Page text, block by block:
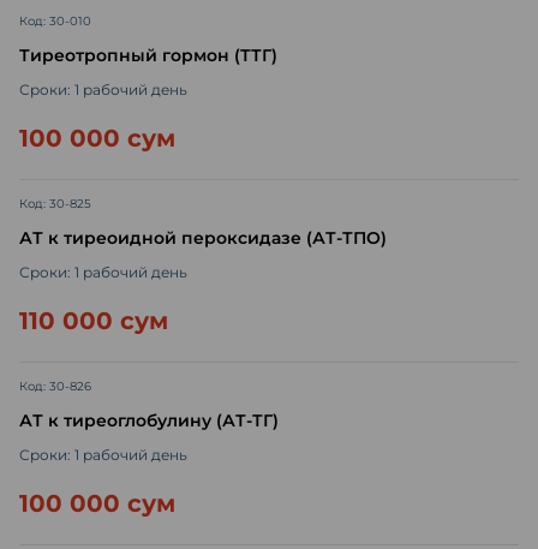
Код: 30-010
Тиреотропный гормон (ТТГ)
Сроки: 1 рабочий день
100 000 сум
Код: 30-825
АТ к тиреоидной пероксидазе (АТ-ТПО)
Сроки: 1 рабочий день
110 000 сум
Код: 30-826
АТ к тиреоглобулину (АТ-ТГ)
Сроки: 1 рабочий день
100 000 сум